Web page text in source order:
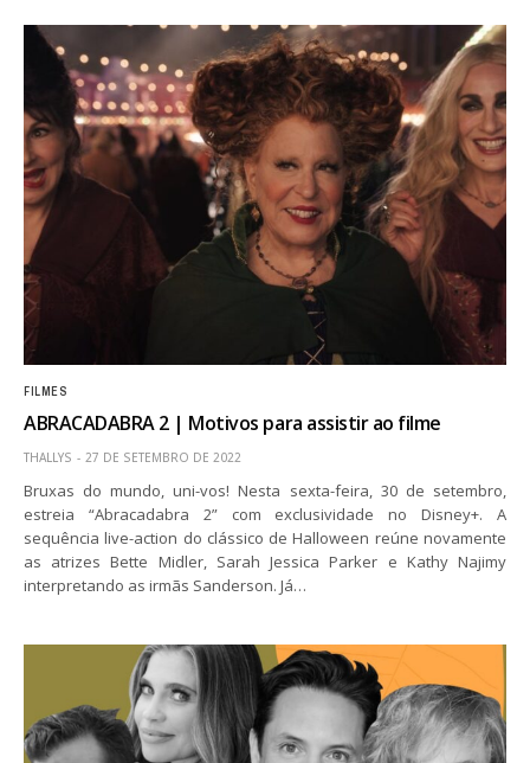
FILMES
ABRACADABRA 2 | Motivos para assistir ao filme
THALLYS 27 DE SETEMBRO DE 2022
Bruxas do mundo, uni-vos! Nesta sexta-feira, 30 de setembro,
estreia “Abracadabra 2” com exclusividade no Disney+. A
sequência live-action do clássico de Halloween reúne novamente
as atrizes Bette Midler, Sarah Jessica Parker e Kathy Najimy
interpretando as irmãs Sanderson. Já…